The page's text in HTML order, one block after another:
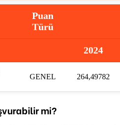
Puan
Türü
2024
GENEL 264,49782
mi?